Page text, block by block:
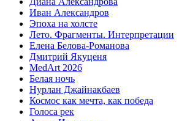
Иван Александров
Эпоха на холсте
Лето. Фрагменты. Интерпретации
Елена Белова-Романова
Дмитрий Якуценя
MedArt 2026
Белая ночь
Нурлан Джайнакбаев
Космос как мечта, как победа
Голоса рек